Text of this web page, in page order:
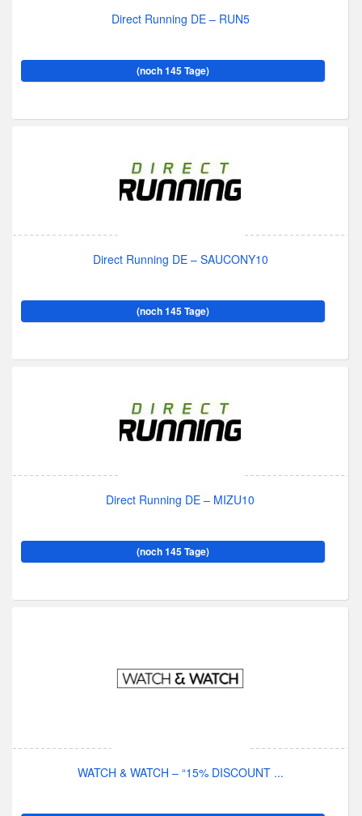
Direct Running DE – RUN5
(noch 145 Tage)
Direct Running DE – SAUCONY10
(noch 145 Tage)
Direct Running DE – MIZU10
(noch 145 Tage)
WATCH & WATCH – “15% DISCOUNT ...